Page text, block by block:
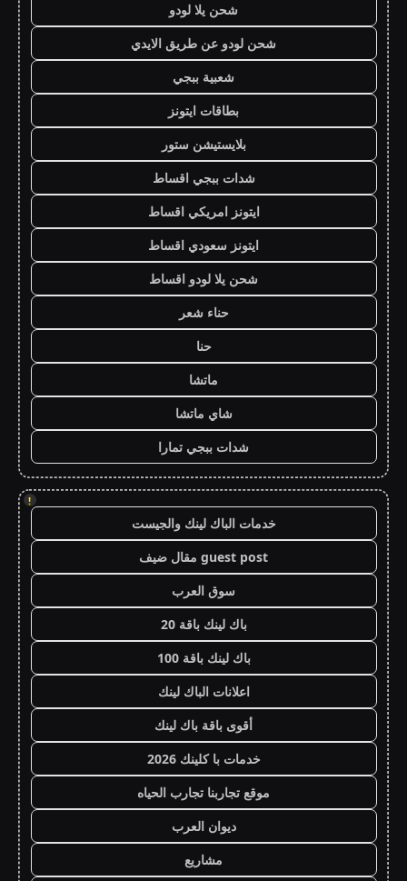
شحن يلا لودو
شحن لودو عن طريق الايدي
شعبية ببجي
بطاقات ايتونز
بلايستيشن ستور
شدات ببجي اقساط
ايتونز امريكي اقساط
ايتونز سعودي اقساط
شحن يلا لودو اقساط
حناء شعر
حنا
ماتشا
شاي ماتشا
شدات ببجي تمارا
!
خدمات الباك لينك والجيست
guest post مقال ضيف
سوق العرب
باك لينك باقة 20
باك لينك باقة 100
اعلانات الباك لينك
أقوى باقة باك لينك
خدمات با كلينك 2026
موقع تجاربنا تجارب الحياه
ديوان العرب
مشاريع